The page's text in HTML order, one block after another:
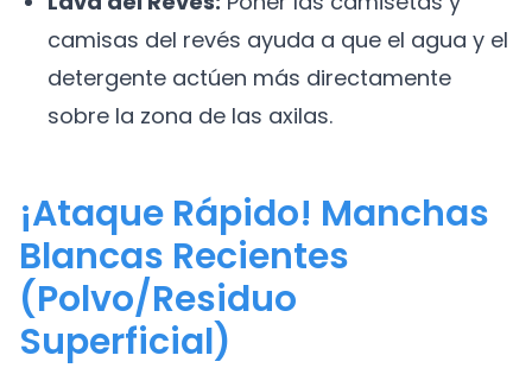
camisas del revés ayuda a que el agua y el
detergente actúen más directamente
sobre la zona de las axilas.
¡Ataque Rápido! Manchas
Blancas Recientes
(Polvo/Residuo
Superficial)